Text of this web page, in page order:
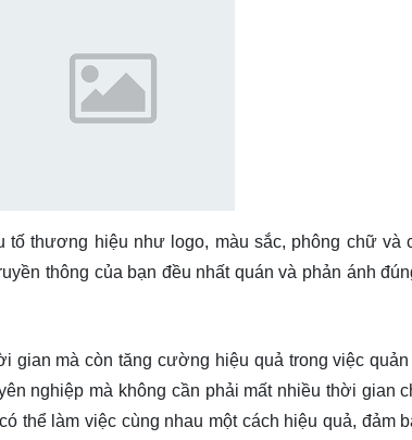
thương hiệu như logo, màu sắc, phông chữ và
thông của bạn đều nhất quán và phản ánh
gian mà còn tăng cường hiệu quả trong việc
nghiệp mà không cần phải mất nhiều thời gian
thể làm việc cùng nhau một cách hiệu quả, đảm